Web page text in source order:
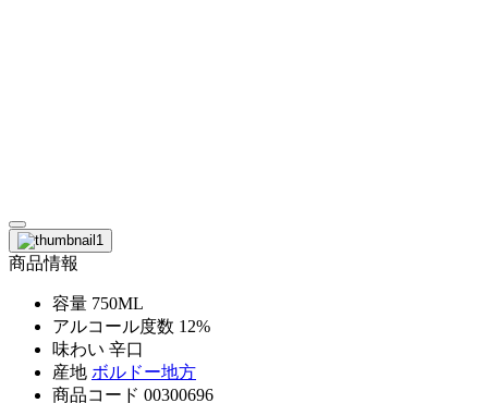
商品情報
容量 750ML
アルコール度数 12%
味わい 辛口
産地 ボルドー地方
商品コード 00300696